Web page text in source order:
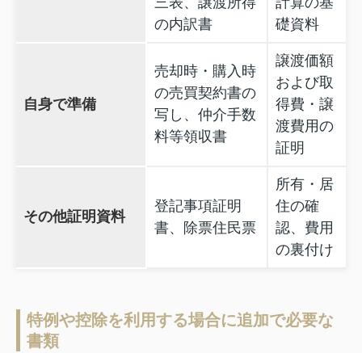
の内訳書
礎資料
自身で準備
売却時・購入時
の売買契約書の
写し、仲介手数
料等領収書
譲渡価額
および取
得費・譲
渡費用の
証明
その他証明資料
登記事項証明
書、除票住民票
所有・居
住の確
認、費用
の裏付け
特例や控除を利用する場合に追加で必要な
書類